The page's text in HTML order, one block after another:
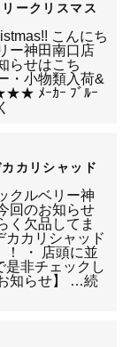
リークリスマス
こんにち
ー神田南口店
らせはこち
・小物類入荷&
ﾒｰｶｰ ﾌﾞﾙｰ
カカリシャッド
クルベリー神
回のお知らせ
く欠品してま
カカリシャッド
！ ・ 店頭に並
是非チェックし
知らせ】 …続